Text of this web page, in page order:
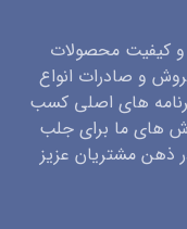
کیفیت محصولات
و صادرات انواع
های اصلی کسب
های ما برای جلب
مشتریان عزیز